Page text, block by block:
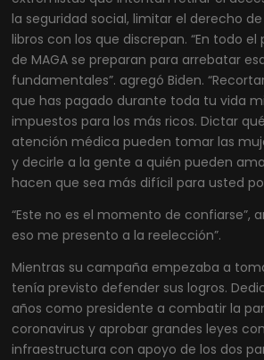
la seguridad social, limitar el derecho
libros con los que discrepan. “En todo
de MAGA se preparan para arrebatar
fundamentales”. agregó Biden.
que has pagado durante toda tu vida
impuestos para los más ricos. Dictar
atención médica pueden tomar las
y decirle a la gente a quién pueden
hacen que sea más difícil para usted
“Este no es el momento de confiarse”,
eso me presento a la reelección”.
Mientras su campaña empezaba a
tenía previsto defender sus logros.
años como presidente a combatir la
coronavirus y aprobar grandes leyes
infraestructura con apoyo de los dos